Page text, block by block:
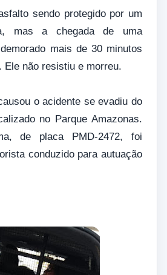
sendo protegido por um
mas a chegada de uma
mais de 30 minutos
Ele não resistiu e morreu.
o acidente se evadiu do
no Parque Amazonas.
de placa PMD-2472, foi
conduzido para autuação